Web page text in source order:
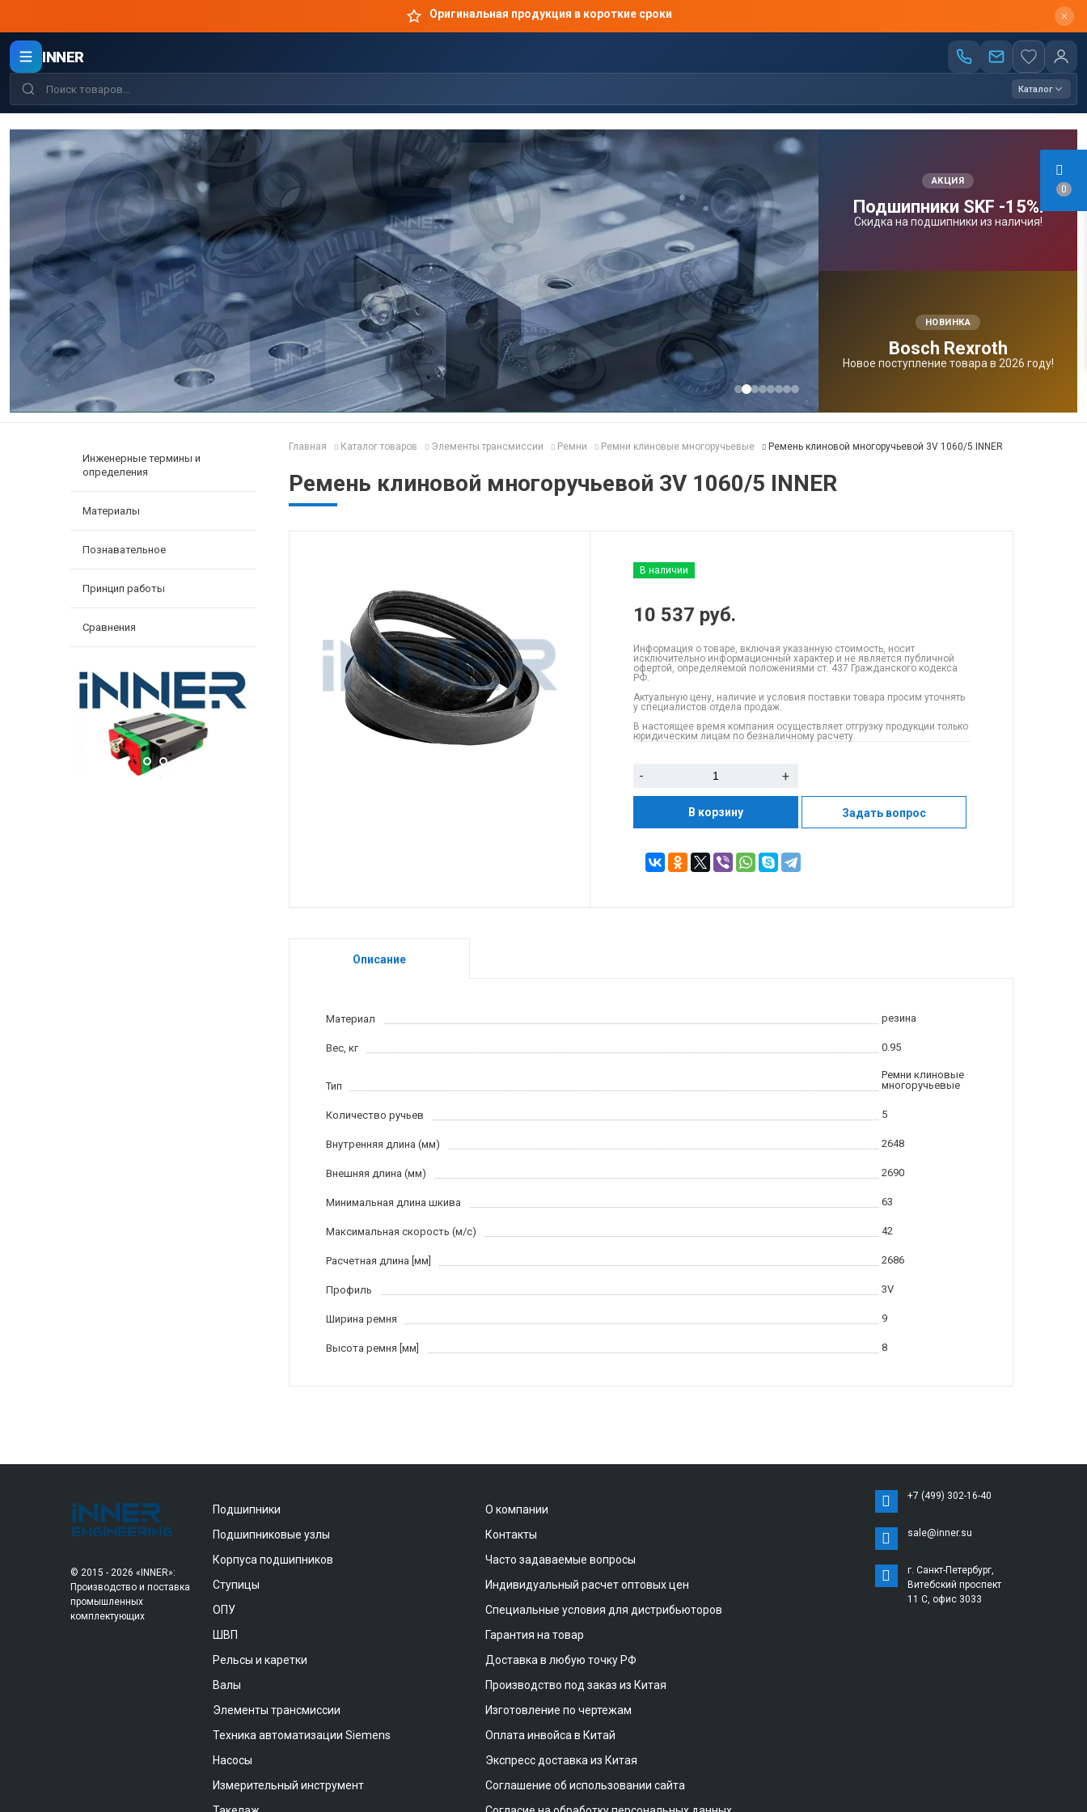
0
Оригинальная продукция в короткие сроки
INNER
Каталог
АКЦИЯ
Подшипники SKF -15%!
Скидка на подшипники из наличия!
НОВИНКА
Bosсh Rexroth
Новое поступление товара в 2026 году!
Инженерные термины и
определения
Материалы
Познавательное
Принцип работы
Сравнения
Главная Каталог товаров Элементы трансмиссии Ремни Ремни клиновые многоручьевые Ремень клиновой многоручьевой 3V 1060/5 INNER
Ремень клиновой многоручьевой 3V 1060/5 INNER
В наличии
10 537 руб.
Информация о товаре, включая указанную стоимость, носит
исключительно информационный характер и не является публичной
офертой, определяемой положениями ст. 437 Гражданского кодекса
РФ.
Актуальную цену, наличие и условия поставки товара просим уточнять
у специалистов отдела продаж.
В настоящее время компания осуществляет отгрузку продукции только
юридическим лицам по безналичному расчету.
- +
В корзину Задать вопрос
Описание
Материал резина
Вес, кг 0.95
Тип
Ремни клиновые
многоручьевые
Количество ручьев 5
Внутренняя длина (мм) 2648
Внешняя длина (мм) 2690
Минимальная длина шкива 63
Максимальная скорость (м/c) 42
Расчетная длина [мм] 2686
Профиль 3V
Ширина ремня 9
Высота ремня [мм] 8
© 2015 - 2026 «INNER»:
Производство и поставка
промышленных
комплектующих
Подшипники
Подшипниковые узлы
Корпуса подшипников
Ступицы
ОПУ
ШВП
Рельсы и каретки
Валы
Элементы трансмиссии
Техника автоматизации Siemens
Насосы
Измерительный инструмент
О компании
Контакты
Часто задаваемые вопросы
Индивидуальный расчет оптовых цен
Специальные условия для дистрибьюторов
Гарантия на товар
Доставка в любую точку РФ
Производство под заказ из Китая
Изготовление по чертежам
Оплата инвойса в Китай
Экспресс доставка из Китая
Соглашение об использовании сайта
+7 (499) 302-16-40
sale@inner.su
г. Санкт-Петербург,
Витебский проспект
11 С, офис 3033